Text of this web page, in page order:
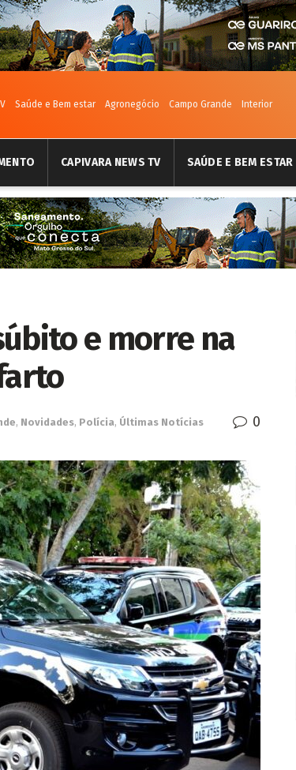
Saúde e Bem estar Agronegócio Campo Grande Interior
CAPIVARA NEWS TV SAÚDE E BEM ESTAR
e morre na
, Novidades, Polícia, Últimas Notícias 0